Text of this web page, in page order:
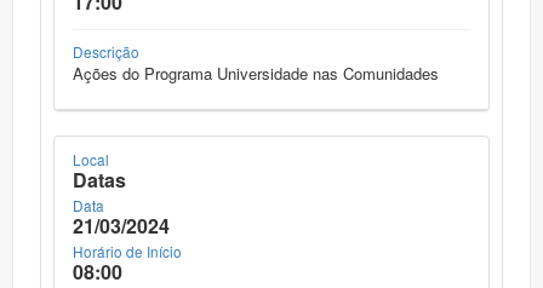
Descrição
Ações do Programa Universidade nas Comunidades
Local
Datas
Data
21/03/2024
Horário de Início
08:00